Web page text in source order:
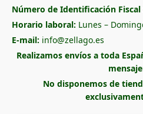
Número de Identificación Fiscal
Horario laboral: Lunes –
E-mail: info@zellago.es
Realizamos envíos a toda
No disponemos de